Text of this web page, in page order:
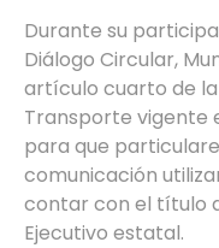
Durante su
Diálogo Circular,
artículo cuarto de
Transporte vigente
para que
comunicación
contar con el título
Ejecutivo estatal.